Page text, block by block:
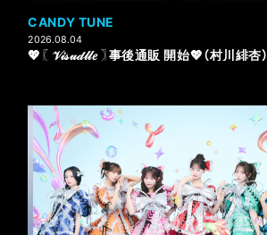
CANDY TUNE
2026.08.04
💖〖 𝒱𝒾𝓈𝓊𝒹𝓁𝓁𝑒 〗事後通販 開始💖（村川緋杏）